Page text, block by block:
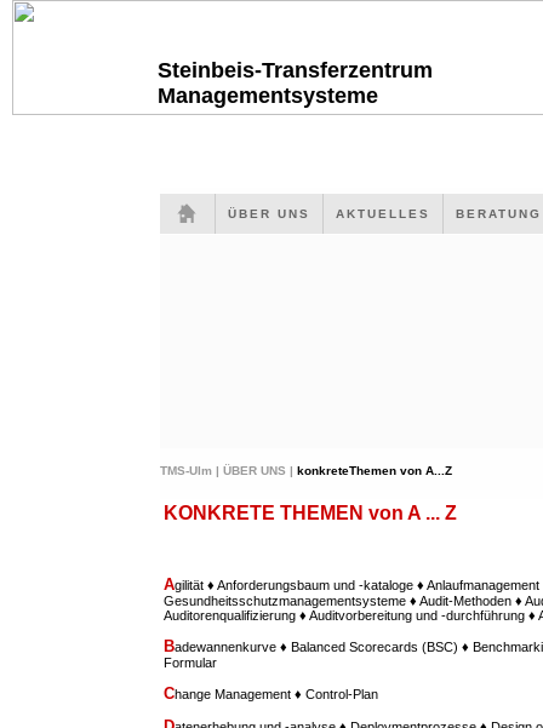
Steinbeis-Transferzentrum
Managementsysteme
ÜBER UNS AKTUELLES
TMS-Ulm | ÜBER UNS | konkreteThemen von A...Z
KONKRETE THEMEN von A ... Z
Agilität ♦ Anforderungsbaum und -kataloge ♦
Gesundheitsschutzmanagementsysteme ♦ Audit-Methoden ♦
Auditorenqualifizierung ♦ Auditvorbereitung und -durchführung ♦
Badewannenkurve ♦ Balanced Scorecards (BSC) ♦
Formular
Change Management ♦ Control-Plan